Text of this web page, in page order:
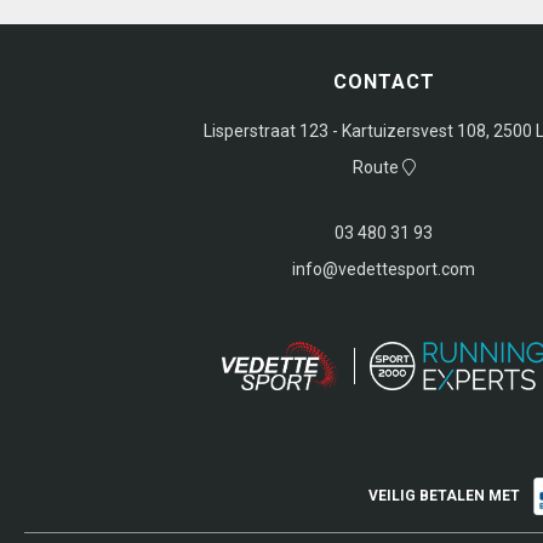
CONTACT
Lisperstraat 123 - Kartuizersvest 108, 2500
Route
03 480 31 93
info@vedettesport.com
VEILIG BETALEN MET